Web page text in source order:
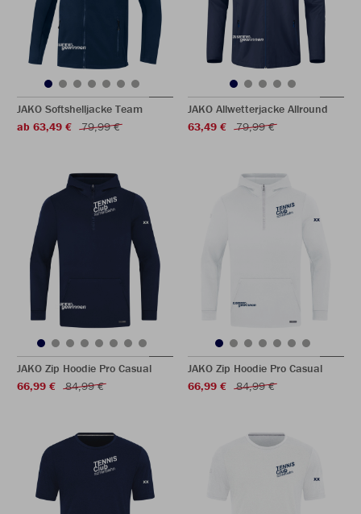
JAKO Softshelljacke Team
ab 63,49 €
79,99 €
JAKO Allwetterjacke Allround
63,49 €
79,99 €
JAKO Zip Hoodie Pro Casual
66,99 €
84,99 €
JAKO Zip Hoodie Pro Casual
66,99 €
84,99 €